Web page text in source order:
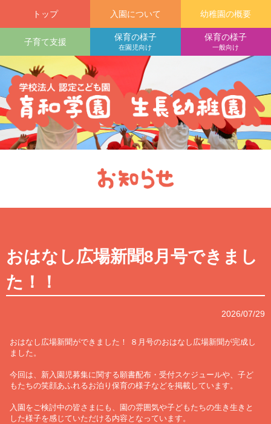
トップ 入園について 幼稚園の概要
子育て支援 保育の様子
在園児向け
保育の様子
一般向け
おはなし広場新聞8月号できまし
た！！
2026/07/29
おはなし広場新聞ができました！ ８月号のおはなし広場新聞が完成し
ました。
今回は、新入園児募集に関する願書配布・受付スケジュールや、子ど
もたちの笑顔あふれるお泊り保育の様子などを掲載しています。
入園をご検討中の皆さまにも、園の雰囲気や子どもたちの生き生きと
した様子を感じていただける内容となっています。